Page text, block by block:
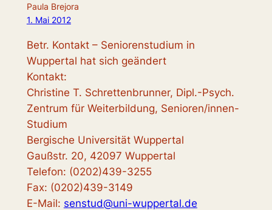
Paula Brejora
1. Mai 2012
Betr. Kontakt – Seniorenstudium in
Wuppertal hat sich geändert
Kontakt:
Christine T. Schrettenbrunner, Dipl.-Psych.
Zentrum für Weiterbildung, Senioren/innen-
Studium
Bergische Universität Wuppertal
Gaußstr. 20, 42097 Wuppertal
Telefon: (0202)439-3255
Fax: (0202)439-3149
E-Mail: senstud@uni-wuppertal.de